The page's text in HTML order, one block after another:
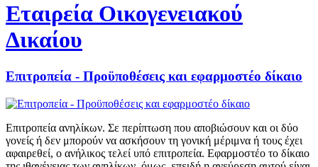
Εταιρεία Οικογενειακού
Δικαίου
Επιτροπεία - Προϋποθέσεις και εφαρμοστέο δίκαιο
Επιτροπεία ανηλίκων. Σε περίπτωση που αποβιώσουν και οι δύο
γονείς ή δεν μπορούν να ασκήσουν τη γονική μέριμνα ή τους έχει
αφαιρεθεί, ο ανήλικος τελεί υπό επιτροπεία. Εφαρμοστέο το δίκαιο